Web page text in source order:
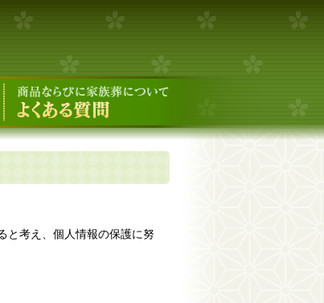
と考え、個人情報の保護に努